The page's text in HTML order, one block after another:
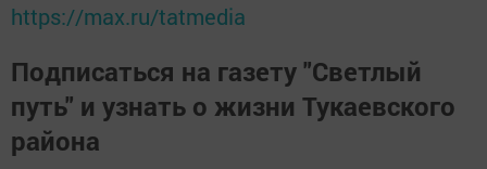
https://max.ru/tatmedia
Подписаться на газету "Светлый
путь" и узнать о жизни Тукаевского
района